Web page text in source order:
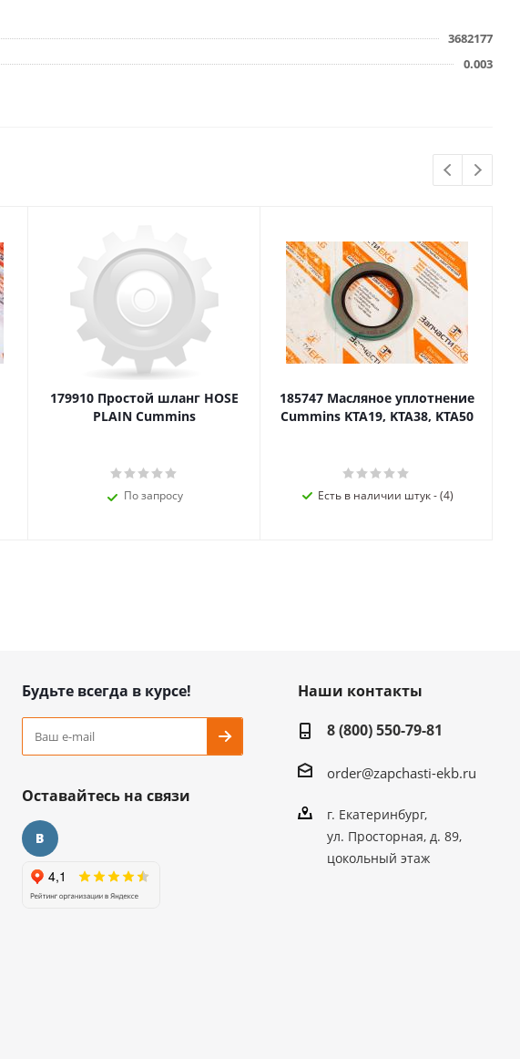
3682177
0.003
179910 Простой шланг HOSE
PLAIN Cummins
По запросу
185747 Масляное уплотнение
Cummins KTA19, KTA38, KTA50
Есть в наличии штук - (4)
Будьте всегда в курсе!
Оставайтесь на связи
Наши контакты
8 (800) 550-79-81
order@zapchasti-ekb.ru
г. Екатеринбург,
ул. Просторная, д. 89,
цокольный этаж